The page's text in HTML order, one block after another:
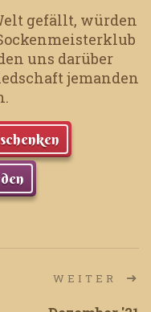
gefällt, würden
uns darüber
jemanden
WEITER